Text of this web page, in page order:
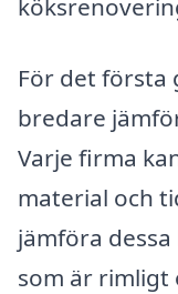
För det första
bredare
Varje firma
material och
jämföra
som är rimligt